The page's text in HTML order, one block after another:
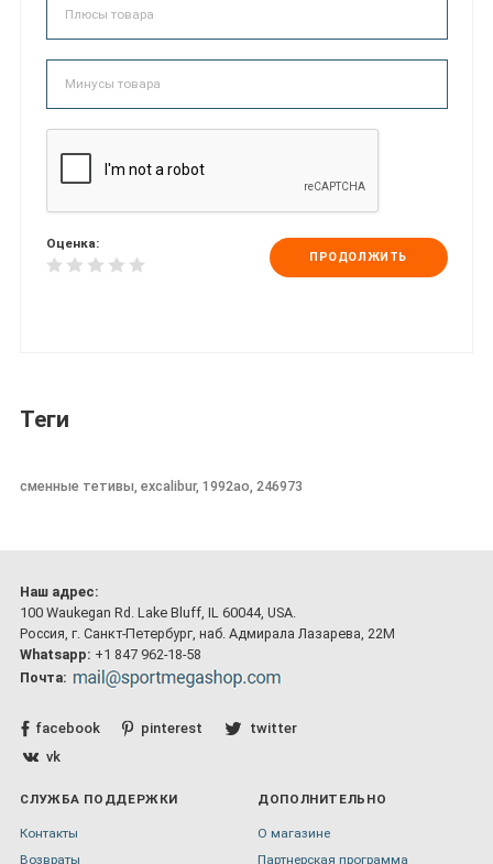
Оценка:
ПРОДОЛЖИТЬ
Теги
сменные тетивы, excalibur, 1992ao, 246973
Наш адрес:
100 Waukegan Rd. Lake Bluff, IL 60044, USA.
Россия, г. Санкт-Петербург, наб. Адмирала Лазарева, 22М
Whatsapp: +1 847 962-18-58
Почта:
facebook pinterest
twitter
vk
СЛУЖБА ПОДДЕРЖКИ
Контакты
Возвраты
ДОПОЛНИТЕЛЬНО
О магазине
Партнерская программа